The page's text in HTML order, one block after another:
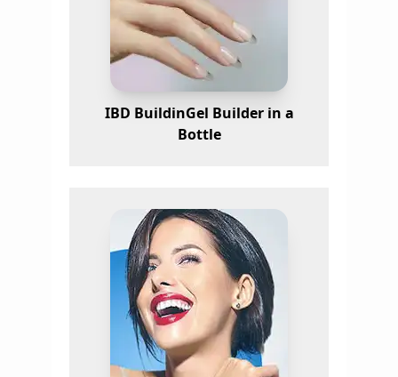
IBD BuildinGel Builder in a
Bottle